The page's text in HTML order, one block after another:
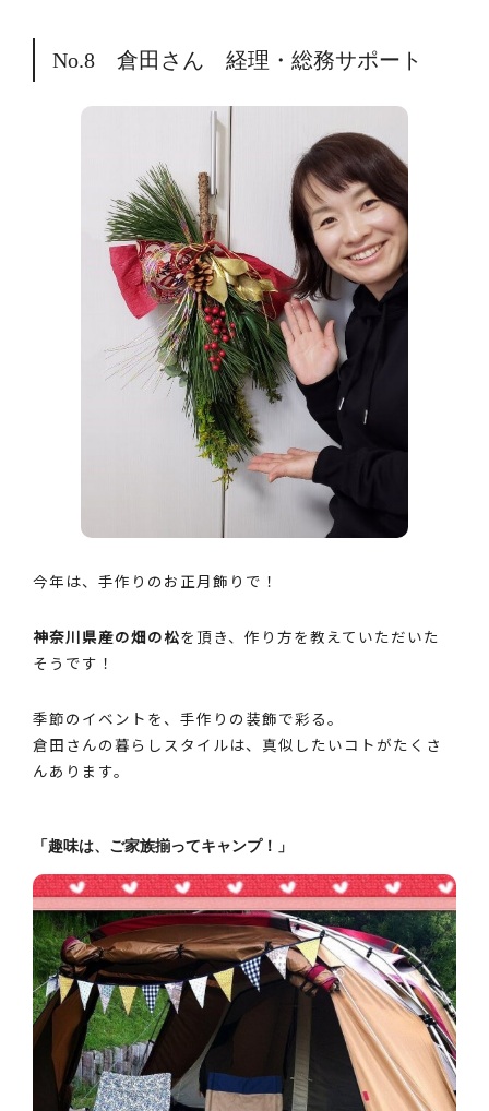
No.8 倉田さん 経理・総務サポート
今年は、手作りのお正月飾りで！
神奈川県産の畑の松を頂き、作り方を教えていただいた
そうです！
季節のイベントを、手作りの装飾で彩る。
倉田さんの暮らしスタイルは、真似したいコトがたくさ
んあります。
「趣味は、ご家族揃ってキャンプ！」